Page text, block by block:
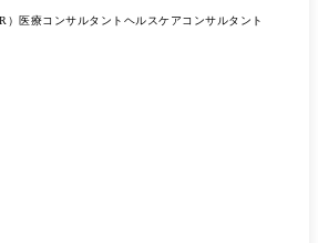
医療コンサルタント ヘルスケアコンサルタント